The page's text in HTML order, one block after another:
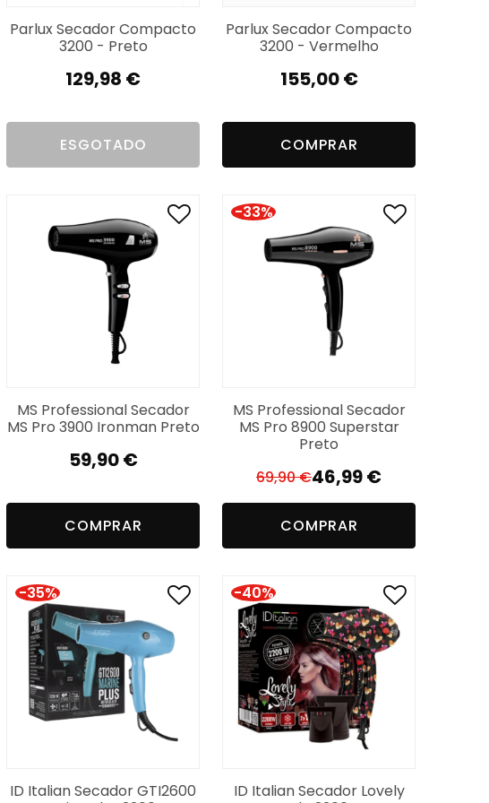
Parlux Secador Compacto
3200 - Preto
129,98 €
ESGOTADO
Parlux Secador Compacto
3200 - Vermelho
155,00€
COMPRAR
MS Professional Secador
MS Pro 3900 Ironman Preto
59,90€
COMPRAR
-33%
MS Professional Secador
MS Pro 8900 Superstar
Preto
69,90€ O
preço
original
era:
46,99€
O
preço
atual
é:
COMPRAR
-35%
ID Italian Secador GTI2600
-40%
ID Italian Secador Lovely